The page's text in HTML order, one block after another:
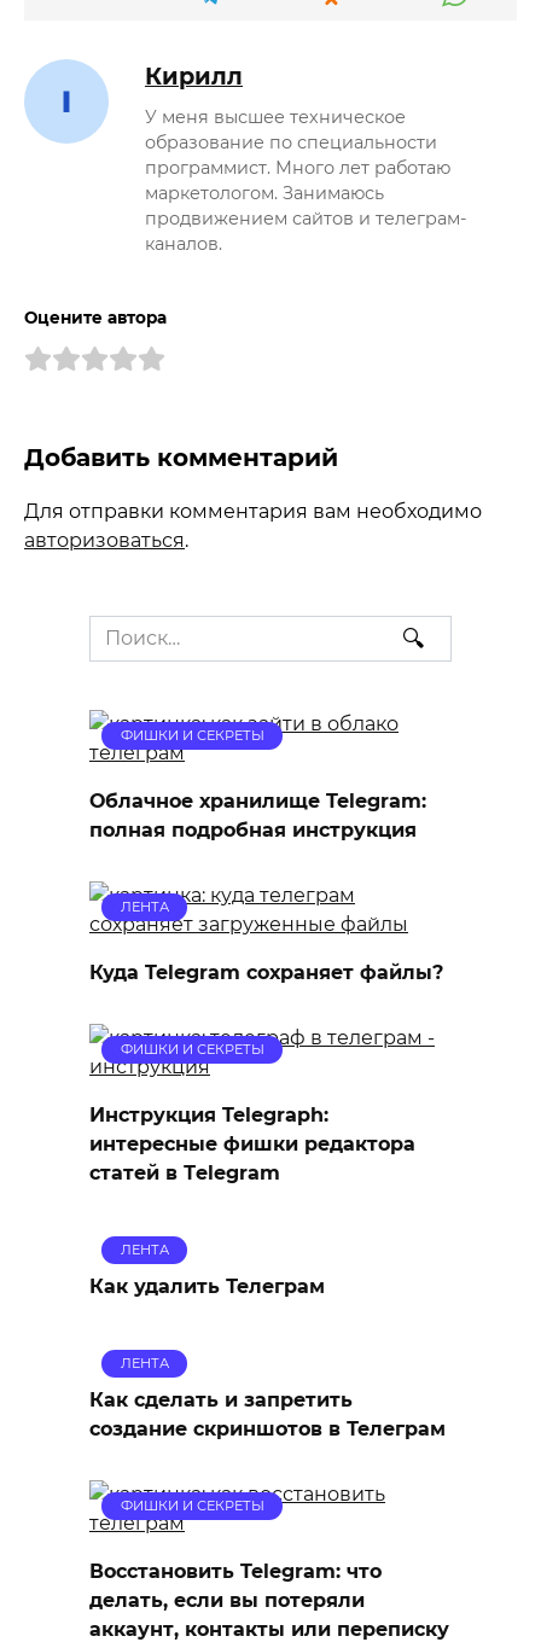
Кирилл
У меня высшее техническое
образование по специальности
программист. Много лет работаю
маркетологом. Занимаюсь
продвижением сайтов и телеграм-
каналов.
Оцените автора
Добавить комментарий
Для отправки комментария вам необходимо
авторизоваться.
Search
for:
ФИШКИ И СЕКРЕТЫ
Облачное хранилище Telegram:
полная подробная инструкция
ЛЕНТА
Куда Telegram сохраняет файлы?
ФИШКИ И СЕКРЕТЫ
Инструкция Telegraph:
интересные фишки редактора
статей в Тelegram
ЛЕНТА
Как удалить Телеграм
ЛЕНТА
Как сделать и запретить
создание скриншотов в Телеграм
ФИШКИ И СЕКРЕТЫ
Восстановить Telegram: что
делать, если вы потеряли
аккаунт, контакты или переписку